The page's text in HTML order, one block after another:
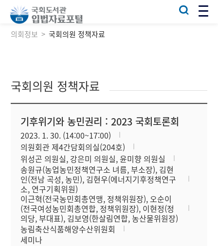
의회정보 국회의원 정책자료
국회의원 정책자료
기후위기와 농민권리 : 2023 국회토론회
2023. 1. 30. (14:00~17:00)
의원회관 제4간담회의실(204호)
위성곤 의원실, 강은미 의원실, 윤미향 의원실
송원규(농업농민정책연구소 녀름, 부소장), 김현
인(전남 곡성, 농민), 김현우(에너지기후정책연구
소, 연구기획위원)
이근혁(전국농민회총연맹, 정책위원장), 오순이
(전국여성농민회총연합, 정책위원장), 이현정(정
의당, 부대표), 김보영(한살림연합, 농산물위원장)
농림축산식품해양수산위원회
세미나